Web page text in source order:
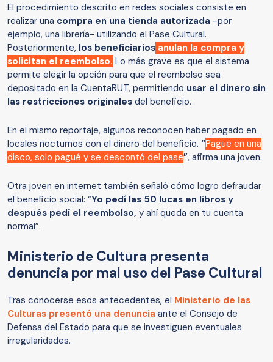
El procedimiento descrito en redes sociales consiste en
realizar una compra en una tienda autorizada -por
ejemplo, una librería- utilizando el Pase Cultural.
Posteriormente, los beneficiarios anulan la compra y
solicitan el reembolso. Lo más grave es que el sistema
permite elegir la opción para que el reembolso sea
depositado en la CuentaRUT, permitiendo usar el dinero sin
las restricciones originales del beneficio.
En el mismo reportaje, algunos reconocen haber pagado en
locales nocturnos con el dinero del beneficio. “Pague en una
disco, solo pagué y se descontó del pase”, afirma una joven.
Otra joven en internet también señaló cómo logro defraudar
el beneficio social: “Yo pedí las 50 lucas en libros y
después pedí el reembolso, y ahí queda en tu cuenta
normal”.
Ministerio de Cultura presenta
denuncia por mal uso del Pase Cultural
Tras conocerse esos antecedentes, el Ministerio de las
Culturas presentó una denuncia ante el Consejo de
Defensa del Estado para que se investiguen eventuales
irregularidades.